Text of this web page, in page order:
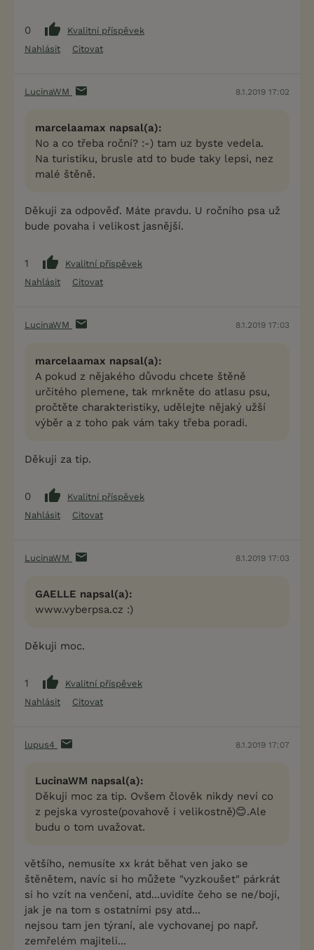
0
Kvalitní příspěvek
Nahlásit
Citovat
LucinaWM 8.1.2019 17:02
marcelaamax napsal(a):
No a co třeba roční? :-) tam uz byste vedela.
Na turistiku, brusle atd to bude taky lepsi, nez
malé štěně.
Děkuji za odpověď. Máte pravdu. U ročního psa už
bude povaha i velikost jasnější.
1
Kvalitní příspěvek
Nahlásit
Citovat
LucinaWM 8.1.2019 17:03
marcelaamax napsal(a):
A pokud z nějakého důvodu chcete štěně
určitého plemene, tak mrkněte do atlasu psu,
pročtěte charakteristiky, udělejte nějaký užší
výběr a z toho pak vám taky třeba poradi.
Děkuji za tip.
0
Kvalitní příspěvek
Nahlásit
Citovat
LucinaWM 8.1.2019 17:03
GAELLE napsal(a):
www.vyberpsa.cz :)
Děkuji moc.
1
Kvalitní příspěvek
Nahlásit
Citovat
lupus4 8.1.2019 17:07
LucinaWM napsal(a):
Děkuji moc za tip. Ovšem člověk nikdy neví co
z pejska vyroste(povahově i velikostně)😊.Ale
budu o tom uvažovat.
většího, nemusíte xx krát běhat ven jako se
štěnětem, navíc si ho můžete "vyzkoušet" párkrát
si ho vzít na venčení, atd...uvidíte čeho se ne/bojí,
jak je na tom s ostatními psy atd...
nejsou tam jen týraní, ale vychovanej po např.
zemřelém majiteli...